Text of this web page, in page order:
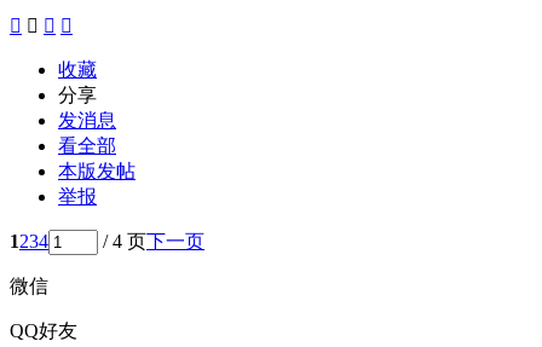
   
收藏
分享
发消息
看全部
本版发帖
举报
1234 / 4 页下一页
微信
QQ好友